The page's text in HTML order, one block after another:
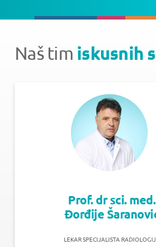
Naš tim iskusnih
Prof. dr sci. med.
Đorđije
LEKAR SPECIJALISTA